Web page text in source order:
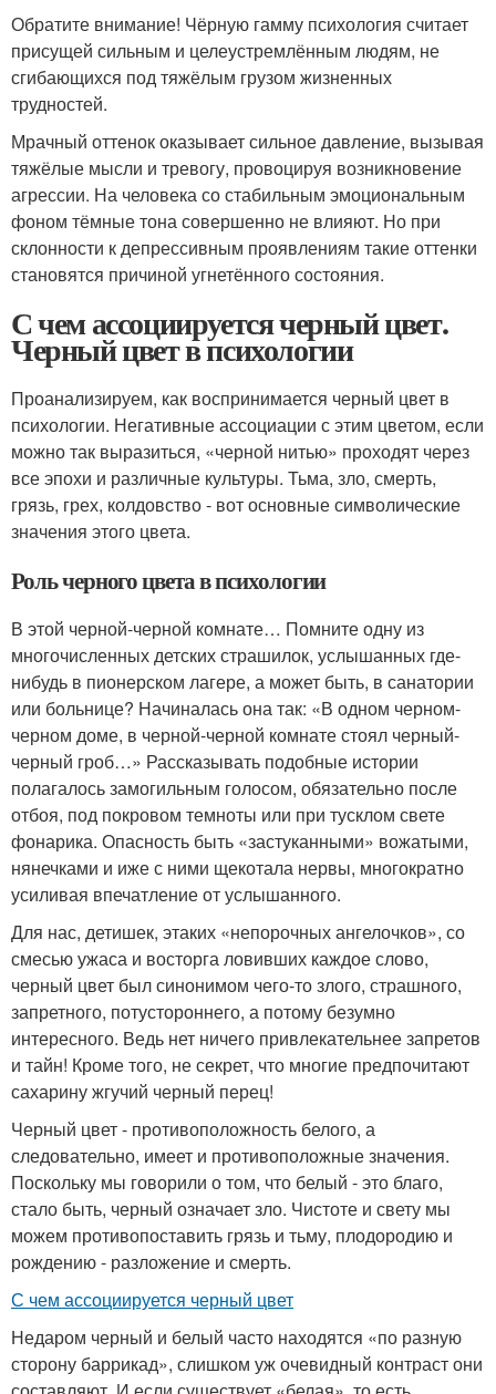
Обратите внимание! Чёрную гамму психология считает
присущей сильным и целеустремлённым людям, не
сгибающихся под тяжёлым грузом жизненных
трудностей.
Мрачный оттенок оказывает сильное давление, вызывая
тяжёлые мысли и тревогу, провоцируя возникновение
агрессии. На человека со стабильным эмоциональным
фоном тёмные тона совершенно не влияют. Но при
склонности к депрессивным проявлениям такие оттенки
становятся причиной угнетённого состояния.
С чем ассоциируется черный цвет.
Черный цвет в психологии
Проанализируем, как воспринимается черный цвет в
психологии. Негативные ассоциации с этим цветом, если
можно так выразиться, «черной нитью» проходят через
все эпохи и различные культуры. Тьма, зло, смерть,
грязь, грех, колдовство - вот основные символические
значения этого цвета.
Роль черного цвета в психологии
В этой черной-черной комнате… Помните одну из
многочисленных детских страшилок, услышанных где-
нибудь в пионерском лагере, а может быть, в санатории
или больнице? Начиналась она так: «В одном черном-
черном доме, в черной-черной комнате стоял черный-
черный гроб…» Рассказывать подобные истории
полагалось замогильным голосом, обязательно после
отбоя, под покровом темноты или при тусклом свете
фонарика. Опасность быть «застуканными» вожатыми,
нянечками и иже с ними щекотала нервы, многократно
усиливая впечатление от услышанного.
Для нас, детишек, этаких «непорочных ангелочков», со
смесью ужаса и восторга ловивших каждое слово,
черный цвет был синонимом чего-то злого, страшного,
запретного, потустороннего, а потому безумно
интересного. Ведь нет ничего привлекательнее запретов
и тайн! Кроме того, не секрет, что многие предпочитают
сахарину жгучий черный перец!
Черный цвет - противоположность белого, а
следовательно, имеет и противоположные значения.
Поскольку мы говорили о том, что белый - это благо,
стало быть, черный означает зло. Чистоте и свету мы
можем противопоставить грязь и тьму, плодородию и
рождению - разложение и смерть.
С чем ассоциируется черный цвет
Недаром черный и белый часто находятся «по разную
сторону баррикад», слишком уж очевидный контраст они